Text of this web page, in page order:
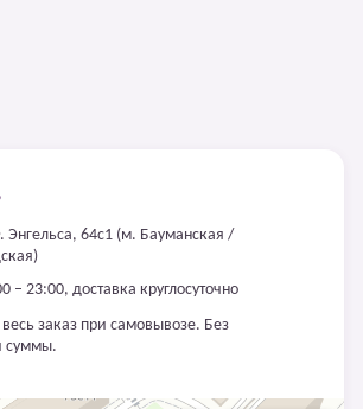
Энгельса, 64с1 (м. Бауманская /
– 23:00, доставка круглосуточно
заказ при самовывозе. Без
суммы.